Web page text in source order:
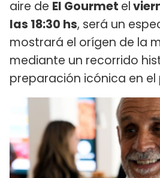
aire de El Gourmet el
las 18:30 hs, será un
mostrará el orígen de la
mediante un recorrido
preparación icónica en el